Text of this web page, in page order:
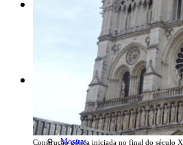
PERFIS CRIATIVOS POR LÚCIA
COLUNA SERGIO ZOBARAN
COLUNA WAIR DE PAULA
ARTE.IN.FORMA
Conectadas
Notas
Social
Mostras
Construção gótica iniciada no final do século